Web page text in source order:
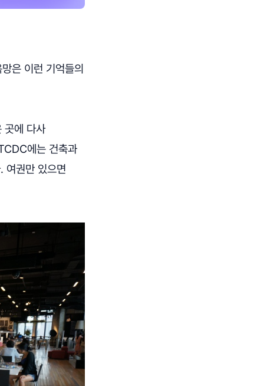
은 이런 기억들의
에 다사
에는 건축과
여권만 있으면